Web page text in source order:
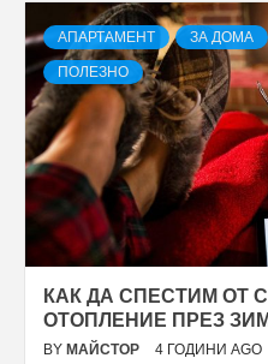
АПАРТАМЕНТ ЗА ДОМА
ПОЛЕЗНО
КАК ДА СПЕСТИМ ОТ
ОТОПЛЕНИЕ ПРЕЗ
BY МАЙСТОР 4 ГОДИНИ AGO